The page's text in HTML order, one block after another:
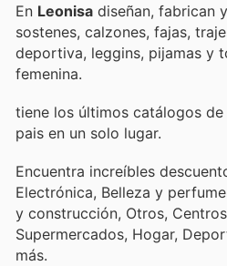
En Leonisa diseñan, fabrican
sostenes, calzones, fajas,
deportiva, leggins, pijamas y
femenina.
tiene los últimos catálogos
pais en un solo lugar.
Encuentra increíbles
Electrónica, Belleza y
y construcción, Otros,
Supermercados, Hogar,
más.